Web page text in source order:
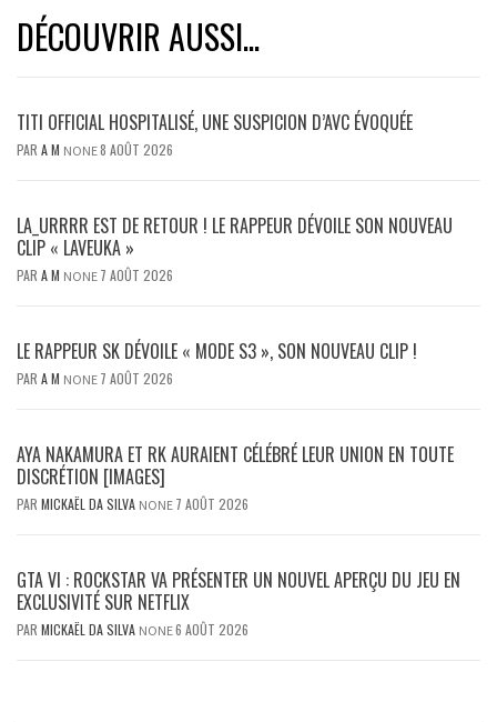
DÉCOUVRIR AUSSI...
TITI OFFICIAL HOSPITALISÉ, UNE SUSPICION D’AVC ÉVOQUÉE
PAR A M NONE8 AOÛT 2026
LA_URRRR EST DE RETOUR ! LE RAPPEUR DÉVOILE SON NOUVEAU
CLIP « LAVEUKA »
PAR A M NONE 7 AOÛT 2026
LE RAPPEUR SK DÉVOILE « MODE S3 », SON NOUVEAU CLIP !
PAR A M NONE 7 AOÛT 2026
AYA NAKAMURA ET RK AURAIENT CÉLÉBRÉ LEUR UNION EN TOUTE
DISCRÉTION [IMAGES]
PAR MICKAËL DA SILVA NONE 7 AOÛT 2026
GTA VI : ROCKSTAR VA PRÉSENTER UN NOUVEL APERÇU DU JEU EN
EXCLUSIVITÉ SUR NETFLIX
PAR MICKAËL DA SILVA NONE6 AOÛT 2026